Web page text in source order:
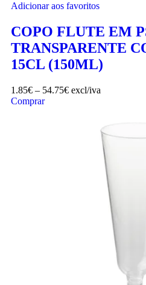
Adicionar aos favoritos
COPO FLUTE EM
TRANSPARENTE
15CL (150ML)
1.85€ – 54.75€ excl/iva
Comprar